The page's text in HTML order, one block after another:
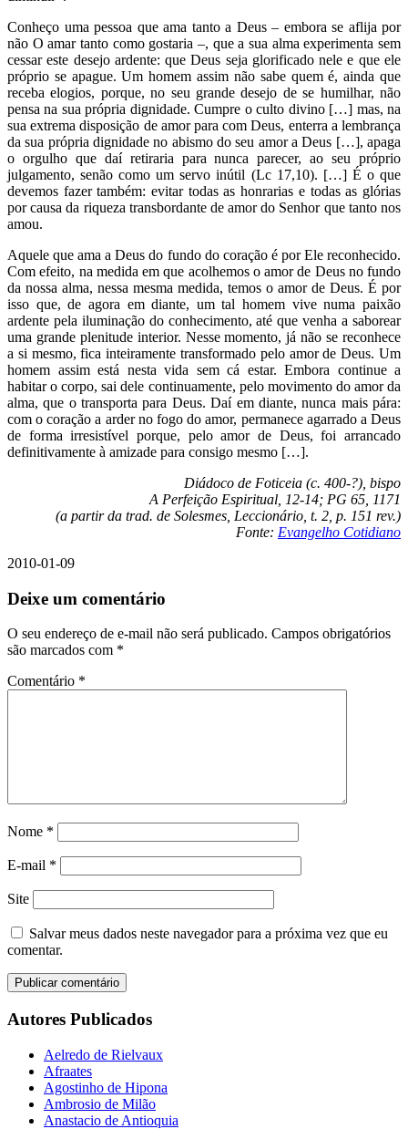
Conheço uma pessoa que ama tanto a Deus – embora se aflija por
não O amar tanto como gostaria –, que a sua alma experimenta sem
cessar este desejo ardente: que Deus seja glorificado nele e que ele
próprio se apague. Um homem assim não sabe quem é, ainda que
receba elogios, porque, no seu grande desejo de se humilhar, não
pensa na sua própria dignidade. Cumpre o culto divino […] mas, na
sua extrema disposição de amor para com Deus, enterra a lembrança
da sua própria dignidade no abismo do seu amor a Deus […], apaga
o orgulho que daí retiraria para nunca parecer, ao seu próprio
julgamento, senão como um servo inútil (Lc 17,10). […] É o que
devemos fazer também: evitar todas as honrarias e todas as glórias
por causa da riqueza transbordante de amor do Senhor que tanto nos
amou.
Aquele que ama a Deus do fundo do coração é por Ele reconhecido.
Com efeito, na medida em que acolhemos o amor de Deus no fundo
da nossa alma, nessa mesma medida, temos o amor de Deus. É por
isso que, de agora em diante, um tal homem vive numa paixão
ardente pela iluminação do conhecimento, até que venha a saborear
uma grande plenitude interior. Nesse momento, já não se reconhece
a si mesmo, fica inteiramente transformado pelo amor de Deus. Um
homem assim está nesta vida sem cá estar. Embora continue a
habitar o corpo, sai dele continuamente, pelo movimento do amor da
alma, que o transporta para Deus. Daí em diante, nunca mais pára:
com o coração a arder no fogo do amor, permanece agarrado a Deus
de forma irresistível porque, pelo amor de Deus, foi arrancado
definitivamente à amizade para consigo mesmo […].
Diádoco de Foticeia (c. 400-?), bispo
A Perfeição Espiritual, 12-14; PG 65, 1171
(a partir da trad. de Solesmes, Leccionário, t. 2, p. 151 rev.)
Fonte: Evangelho Cotidiano
2010-01-09
Deixe um comentário
O seu endereço de e-mail não será publicado. Campos obrigatórios
são marcados com *
Comentário *
Nome *
E-mail *
Site
Salvar meus dados neste navegador para a próxima vez que eu
comentar.
Autores Publicados
Aelredo de Rielvaux
Afraates
Agostinho de Hipona
Ambrosio de Milão
Anastacio de Antioquia